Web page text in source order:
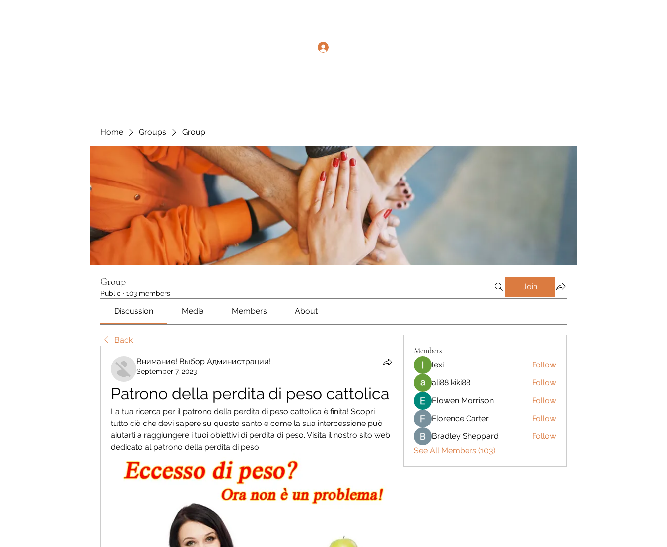
Home Groups Group
Group
Public · 103 members
Join
Discussion Media Members About
Back
Внимание! Выбор Администрации!
September 7, 2023
Patrono della perdita di peso cattolica
La tua ricerca per il patrono della perdita di peso cattolica è finita! Scopri
tutto ciò che devi sapere su questo santo e come la sua intercessione può
aiutarti a raggiungere i tuoi obiettivi di perdita di peso. Visita il nostro sito web
dedicato al patrono della perdita di peso
Members
lexi
Follow
ali88 kiki88
Follow
Elowen Morrison
Follow
Florence Carter
Follow
Bradley Sheppard
Follow
See All Members (103)